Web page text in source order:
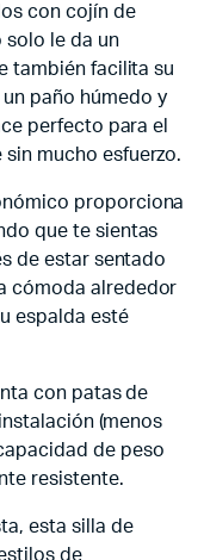
con cojín de
solo le da un
también facilita su
paño húmedo y
perfecto para el
mucho esfuerzo.
proporciona
que te sientas
de estar sentado
cómoda alrededor
espalda esté
con patas de
(menos
de peso
resistente.
esta silla de
de